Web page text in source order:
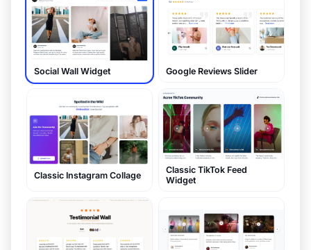
Social Wall Widget Google Reviews Slider
Classic Instagram Collage
Classic TikTok Feed
Widget